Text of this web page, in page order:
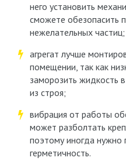
него установить
сможете обезопасить
нежелательных частиц;
агрегат лучше
помещении, так как
заморозить жидкость
из строя;
вибрация от работы
может разболтать
поэтому иногда нужно
герметичность.